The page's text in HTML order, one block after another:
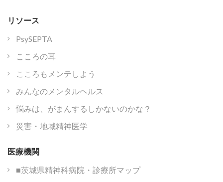
リソース
PsySEPTA
こころの耳
こころもメンテしよう
みんなのメンタルヘルス
悩みは、がまんするしかないのかな？
災害・地域精神医学
医療機関
■茨城県精神科病院・診療所マップ